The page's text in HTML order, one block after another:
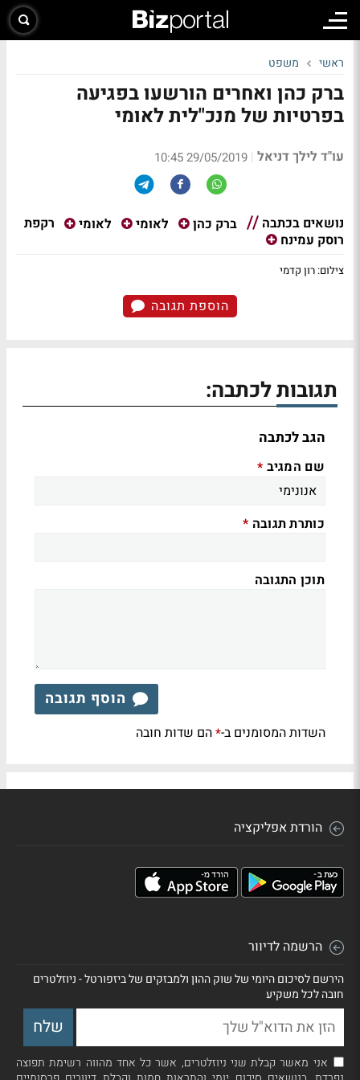
ראשי משפט
ברק כהן ואחרים הורשעו בפגיעה
בפרטיות של מנכ"לית לאומי
עו"ד לילך דניאל |
29/05/2019 10:45
נושאים בכתבה ברק כהן לאומי לאומי
רקפת
רוסק עמינח
צילום: רון קדמי
הוספת תגובה
תגובות לכתבה:
הגב לכתבה
שם המגיב *
כותרת תגובה *
תוכן התגובה
הוסף תגובה
השדות המסומנים ב-*הם שדות חובה
הורדת אפליקציה
הרשמה לדיוור
הירשם לסיכום היומי של שוק ההון ולמבזקים של ביזפורטל - ניוזלטרים
חובה לכל משקיע
אני מאשר קבלת שני ניוזלטרים, אשר כל אחד מהווה רשימת תפוצה